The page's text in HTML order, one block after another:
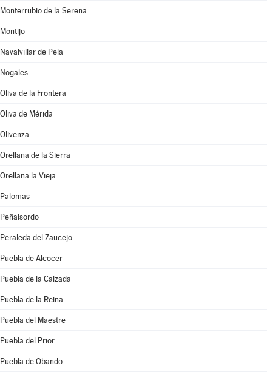
Monterrubio de la Serena
Montijo
Navalvillar de Pela
Nogales
Oliva de la Frontera
Oliva de Mérida
Olivenza
Orellana de la Sierra
Orellana la Vieja
Palomas
Peñalsordo
Peraleda del Zaucejo
Puebla de Alcocer
Puebla de la Calzada
Puebla de la Reina
Puebla del Maestre
Puebla del Prior
Puebla de Obando